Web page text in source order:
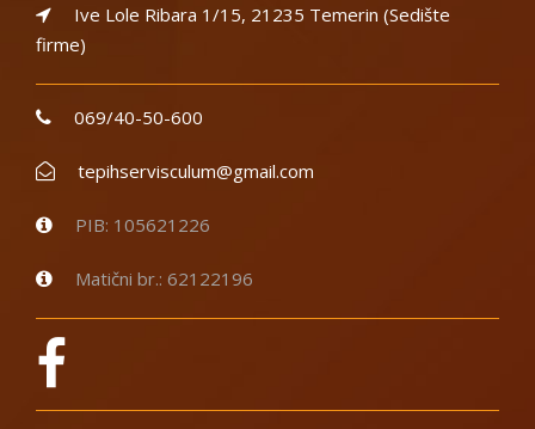
Ive Lole Ribara 1/15, 21235 Temerin (Sedište
firme)
069/40-50-600
tepihservisculum@gmail.com
PIB: 105621226
Matični br.: 62122196